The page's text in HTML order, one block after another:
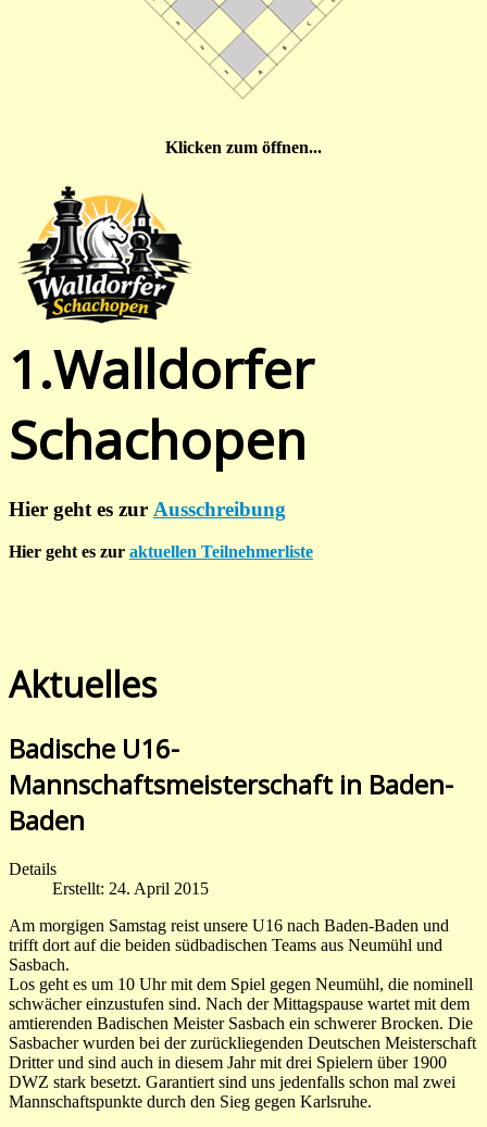
Klicken zum öffnen...
1.Walldorfer
Schachopen
Hier geht es zur Ausschreibung
Hier geht es zur aktuellen Teilnehmerliste
Aktuelles
Badische U16-
Mannschaftsmeisterschaft in Baden-
Baden
Details
Erstellt: 24. April 2015
Am morgigen Samstag reist unsere U16 nach Baden-Baden und
trifft dort auf die beiden südbadischen Teams aus Neumühl und
Sasbach.
Los geht es um 10 Uhr mit dem Spiel gegen Neumühl, die nominell
schwächer einzustufen sind. Nach der Mittagspause wartet mit dem
amtierenden Badischen Meister Sasbach ein schwerer Brocken. Die
Sasbacher wurden bei der zurückliegenden Deutschen Meisterschaft
Dritter und sind auch in diesem Jahr mit drei Spielern über 1900
DWZ stark besetzt. Garantiert sind uns jedenfalls schon mal zwei
Mannschaftspunkte durch den Sieg gegen Karlsruhe.